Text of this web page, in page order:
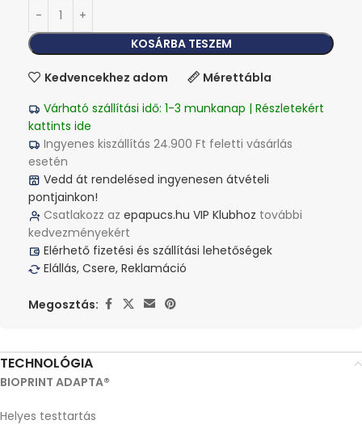
KOSÁRBA TESZEM
Kedvencekhez adom
Mérettábla
Várható szállítási idő: 1-3 munkanap | Részletekért
kattints ide
Ingyenes kiszállítás 24.900 Ft feletti vásárlás
esetén
Vedd át rendelésed ingyenesen átvételi
pontjainkon!
Csatlakozz az epapucs.hu VIP Klubhoz további
kedvezményekért
Elérhető fizetési és szállítási lehetőségek
Elállás, Csere, Reklamáció
Megosztás:
TECHNOLÓGIA
BIOPRINT ADAPTA®
Helyes testtartás